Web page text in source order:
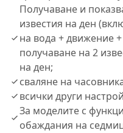
Получаване и
известия на ден
на вода + движение
получаване на 2
на ден;
сваляне на
всички други
За моделите с
обаждания на